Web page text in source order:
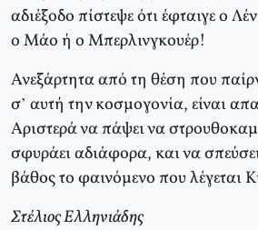
αδιέξοδο πίστεψε ότι έφταιγε ο
ο Μάο ή ο Μπερλινγκουέρ!
Ανεξάρτητα από τη θέση που
σ’ αυτή την κοσμογονία, είναι
Αριστερά να πάψει να
σφυράει αδιάφορα, και να
βάθος το φαινόμενο που λέγεται
Στέλιος Ελληνιάδης